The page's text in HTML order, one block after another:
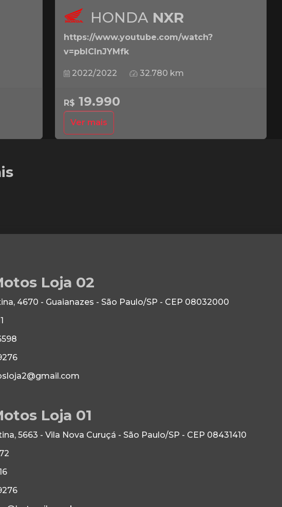
HONDA NXR
https://www.youtube.com/watch?
v=pbICInJYMfk
2022/2022 32.780 km
R$ 19.990
Ver mais
Loja 02
4670 - Guaianazes - São Paulo/SP - CEP 08032000
Loja 01
5663 - Vila Nova Curuçá - São Paulo/SP - CEP 08431410